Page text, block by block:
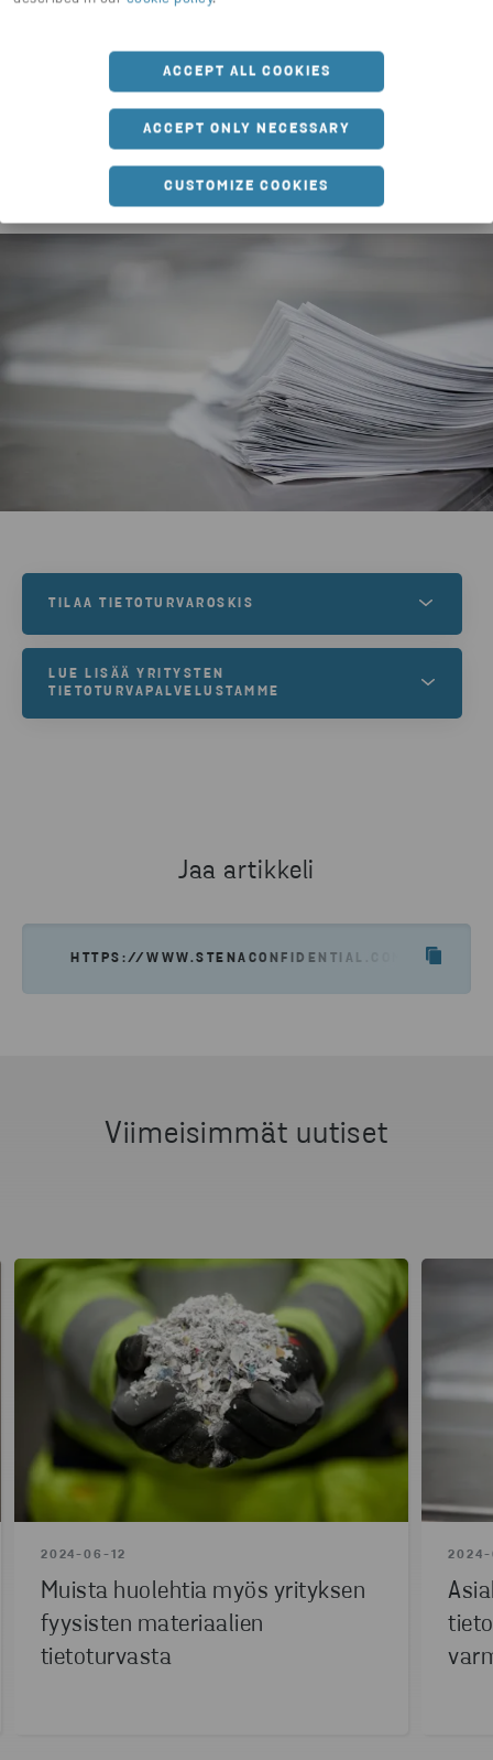
ACCEPT ALL COOKIES
ACCEPT ONLY NECESSARY
CUSTOMIZE COOKIES
Tuhotun paperin huolehdimme kiertotalouden
periaatteiden mukaisesti raaka-aineeksi.
Tietoturvapaperi kiertää kauttamme pehmopaperin,
eli wc- ja talouspaperin materiaaliksi.
TILAA TIETOTURVAROSKIS
Varmista tietosuojapaperin luotettava hävitys
tietoturva-astian avulla.
LUE LISÄÄ YRITYSTEN
TIETOTURVAPALVELUSTAMME
Jaa artikkeli
HTTPS://WWW.STENACONFIDENTIAL.COM/FI/
Viimeisimmät uutiset
2024-06-12
Muista huolehtia myös yrityksen
fyysisten materiaalien
tietoturvasta